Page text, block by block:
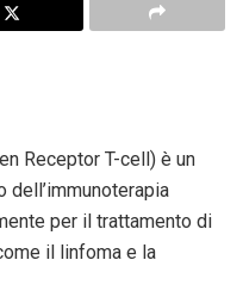
Receptor T-cell) è un
dell’immunoterapia
per il trattamento di
il linfoma e la